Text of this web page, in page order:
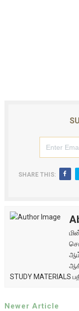
SHARE THIS:
ஆம்
STUDY MATERIALS
Newer Article